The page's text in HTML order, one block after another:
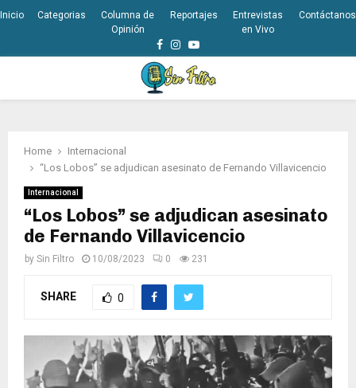
Inicio Categorias
Columna de
Opinión
Reportajes
Entrevistas
en Vivo
Contáctanos
Facebook
Instagram
Youtube
Home
Internacional
“Los Lobos” se adjudican asesinato de Fernando Villavicencio
Internacional
“Los Lobos” se adjudican asesinato
de Fernando Villavicencio
by Sin Filtro 10/08/2023 0 231
SHARE 0